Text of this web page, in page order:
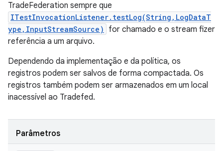
TradeFederation sempre que
ITestInvocationListener.testLog(String,LogDataT
ype,InputStreamSource)
for chamado e o stream fizer
referência a um arquivo.
Dependendo da implementação e da política, os
registros podem ser salvos de forma compactada. Os
registros também podem ser armazenados em um local
inacessível ao Tradefed.
Parâmetros